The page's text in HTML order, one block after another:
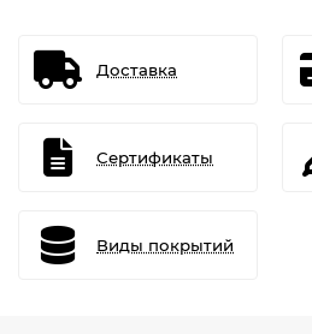
Доставка
Сертификаты
Виды покрытий